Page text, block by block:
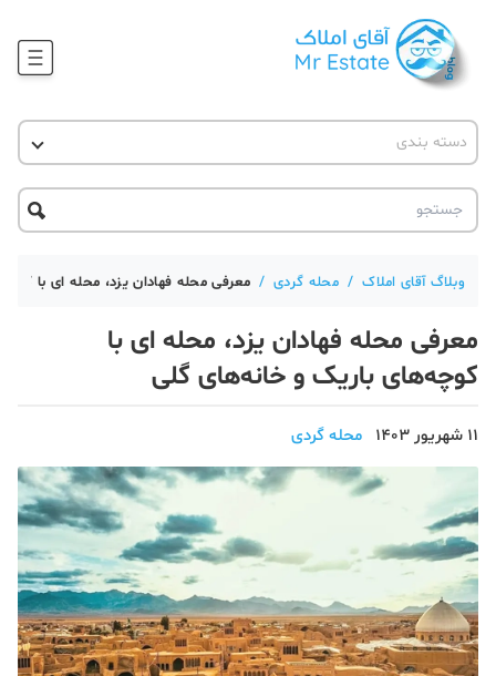
آموزش املاک
حقوقی
آکادمی
دسته بندی
آقای مشاور املاک
آکادمی آقای املاک
آموزش املاک
آموزش پلتفرم آقای املاک
اخبار مسکن
تحلیل مسکن
دکوراسیون
صنعت ساختمان
محله گردی
معماری
وبلاگ آقای املاک / محله گردی / معرفی محله فهادان یزد، محله ای با
معرفی محله فهادان یزد، محله ای با
کوچه‌های باریک و خانه‌های گلی
11 شهریور 1403 محله گردی